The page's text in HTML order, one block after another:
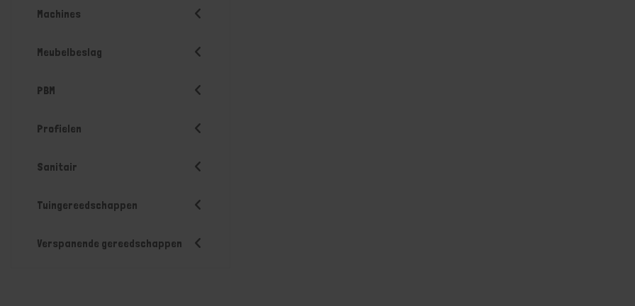
Machines
Meubelbeslag
PBM
Profielen
Sanitair
Tuingereedschappen
Verspanende gereedschappen